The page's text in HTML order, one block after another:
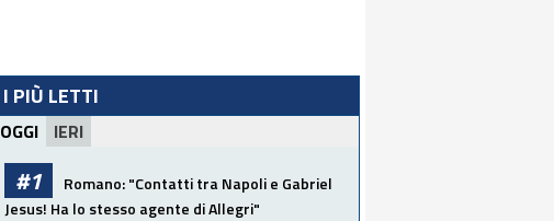
I PIÙ LETTI
OGGI IERI
#1
Romano: "Contatti tra Napoli e Gabriel
Jesus! Ha lo stesso agente di Allegri"